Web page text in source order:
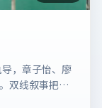
，章子怡、廖
双线叙事把悬
检索参考，上